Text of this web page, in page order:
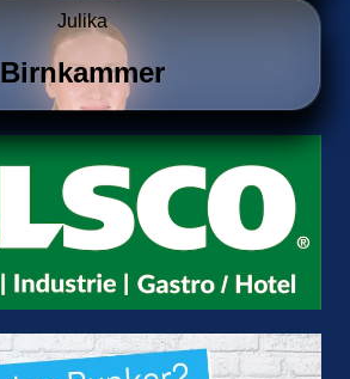
Julika
Birnkammer